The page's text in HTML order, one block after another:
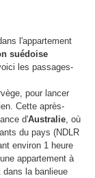
l'appartement
suédoise
les passages-
pour lancer
Cette après-
d'Australie, où
du pays (NDLR
environ 1 heure
appartement à
la banlieue